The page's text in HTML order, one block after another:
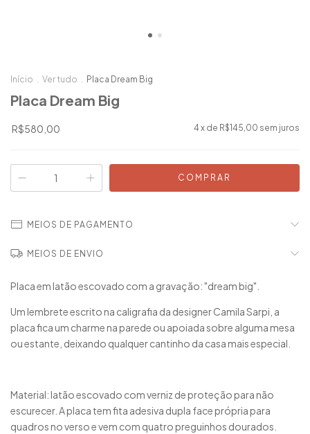
Início . Ver tudo . Placa Dream Big
Placa Dream Big
R$580,00 4 x de R$145,00 sem juros
MEIOS DE PAGAMENTO
MEIOS DE ENVIO
Placa em latão escovado com a gravação: "dream big".
Um lembrete escrito na caligrafia da designer Camila Sarpi, a
placa fica um charme na parede ou apoiada sobre alguma mesa
ou estante, deixando qualquer cantinho da casa mais especial.
Material: latão escovado com verniz de proteção para não
escurecer. A placa tem fita adesiva dupla face própria para
quadros no verso e vem com quatro preguinhos dourados.